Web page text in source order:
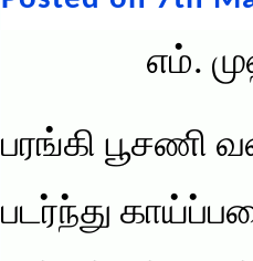
எம்.
பரங்கி பூசணி
படர்ந்து